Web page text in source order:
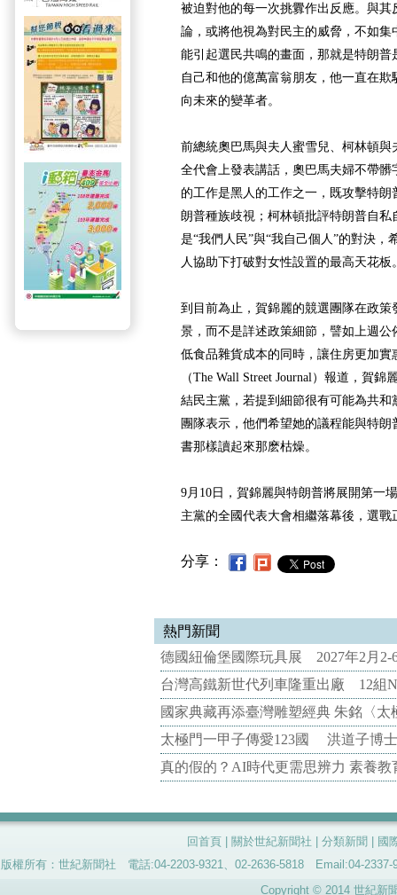
被迫對他的每一次挑釁作出反應。與
論，或將他視為對民主的威脅，不如
能引起選民共鳴的畫面，那就是特朗
自己和他的億萬富翁朋友，他一直在
向未來的變革者。
前總統奧巴馬與夫人蜜雪兒、柯林頓
全代會上發表講話，奧巴馬夫婦不帶
的工作是黑人的工作之一，既攻擊特
朗普種族歧視；柯林頓批評特朗普自私
是“我們人民”與“我自己個人”的對決，
人協助下打破對女性設置的最高天花板
到目前為止，賀錦麗的競選團隊在政
景，而不是詳述政策細節，譬如上週
低食品雜貨成本的同時，讓住房更加
（The Wall Street Journal）報道，賀
結民主黨，若提到細節很有可能為共
團隊表示，他們希望她的議程能與特
書那樣讀起來那麽枯燥。
9月10日，賀錦麗與特朗普將展開第一
主黨的全國代表大會相繼落幕後，選戰
分享：
熱門新聞
德國紐倫堡國際玩具展 2027年2月2-
台灣高鐵新世代列車隆重出廠 12組
國家典藏再添臺灣雕塑經典 朱銘〈
太極門一甲子傳愛123國 洪道子博
真的假的？AI時代更需思辨力 素養
回首頁 關於世紀新聞社 分類新聞
國
版權所有：世紀新聞社 電話:04-2203-9321、02-2636-5818 Email:04-
Copyright © 2014 世紀新